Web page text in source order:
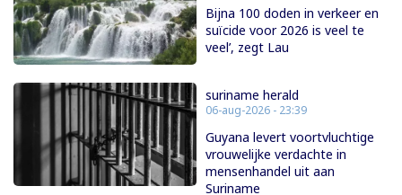
Bijna 100 doden in verkeer en
suïcide voor 2026 is veel te
veel’, zegt Lau
suriname herald
06-aug-2026 - 23:39
Guyana levert voortvluchtige
vrouwelijke verdachte in
mensenhandel uit aan
Suriname